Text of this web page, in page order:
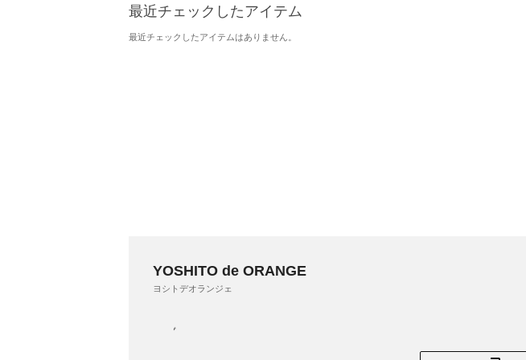
最近チェックしたアイテム
最近チェックしたアイテムはありません。
YOSHITO de ORANGE
ヨシトデオランジェ